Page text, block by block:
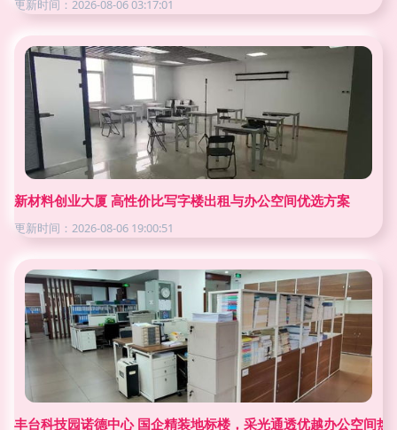
更新时间：2026-08-06 03:17:01
新材料创业大厦 高性价比写字楼出租与办公空间优选方案
更新时间：2026-08-06 19:00:51
丰台科技园诺德中心 国企精装地标楼，采光通透优越办公空间热